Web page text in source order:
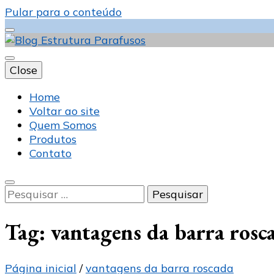
Pular para o conteúdo
Blog Estrutura
Close
Home
Voltar ao site
Quem Somos
Produtos
Contato
Pesquisar
por:
Tag: vantagens da barra
Página inicial / vantagens da barra roscada